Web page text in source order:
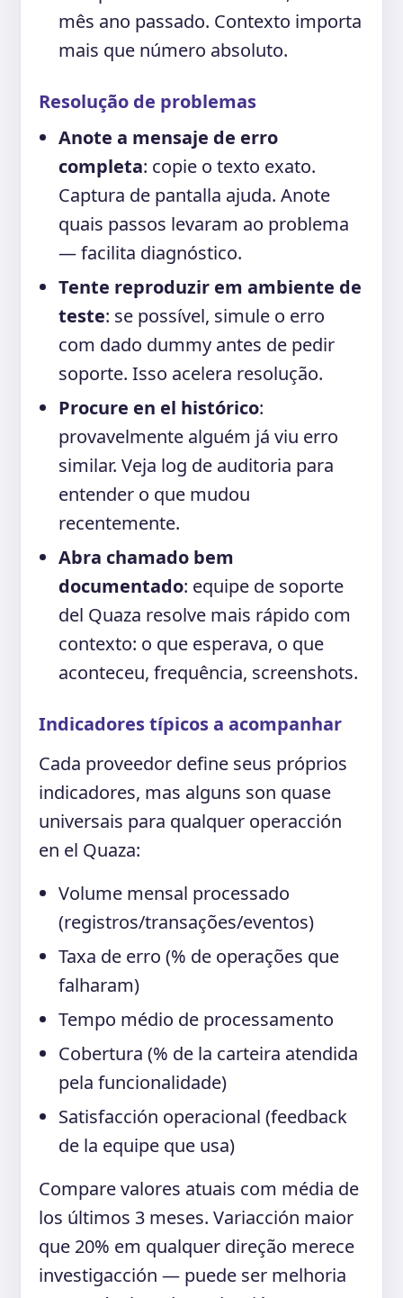
mês ano passado. Contexto importa
mais que número absoluto.
Resolução de problemas
Anote a mensaje de erro
completa: copie o texto exato.
Captura de pantalla ajuda. Anote
quais passos levaram ao problema
— facilita diagnóstico.
Tente reproduzir em ambiente de
teste: se possível, simule o erro
com dado dummy antes de pedir
soporte. Isso acelera resolução.
Procure en el histórico:
provavelmente alguém já viu erro
similar. Veja log de auditoria para
entender o que mudou
recentemente.
Abra chamado bem
documentado: equipe de soporte
del Quaza resolve mais rápido com
contexto: o que esperava, o que
aconteceu, frequência, screenshots.
Indicadores típicos a acompanhar
Cada proveedor define seus próprios
indicadores, mas alguns son quase
universais para qualquer operacción
en el Quaza:
Volume mensal processado
(registros/transações/eventos)
Taxa de erro (% de operações que
falharam)
Tempo médio de processamento
Cobertura (% de la carteira atendida
pela funcionalidade)
Satisfacción operacional (feedback
de la equipe que usa)
Compare valores atuais com média de
los últimos 3 meses. Variacción maior
que 20% em qualquer direção merece
investigacción — puede ser melhoria